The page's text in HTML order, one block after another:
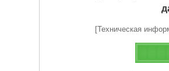
[Техническая